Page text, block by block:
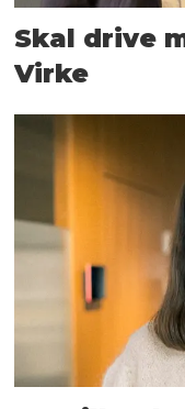
Skal drive
Virke